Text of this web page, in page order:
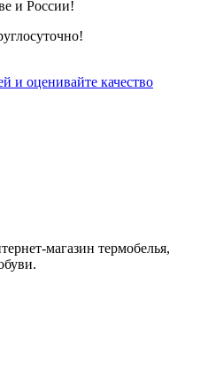
и России!
магазин термобелья,